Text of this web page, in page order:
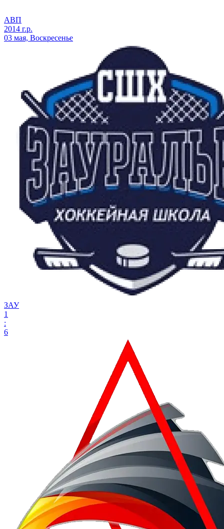
АВП
2014 г.р.
03 мая, Воскресенье
ЗАУ
1
:
6